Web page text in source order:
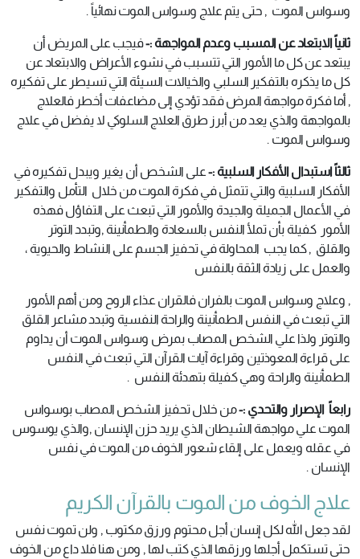
وسواس الموت , حتى يتم علاج وسواس الموت نهائياً .
ثانياً الابتعاد عن المسبب وعدم المواجهة :-فيجب على المريض أن
يبتعد عن كل ما الأمور التي تتسبب في نشوء الأعراض والابتعاد عن
كل ما يذكره بالتفكير السلبي والخيالات السيئة التي تسيطر على تفكيره
, أما فكرة مواجهة المرض فقد تؤدي إلى مضاعفات أخطر فالعلاج
بالمواجهة والذي يعد من أبرز طرق العلاج السلوكي لا يفضل في علاج
وسواس الموت .
ثالثاً استبدال الأفكار السلبية :-على الشخص أن يغير ويبدل تفكيره في
الأفكار السلبية والتي تتمثل في فكرة الموت من خلال التأمل والتفكير
في الأعمال الجميلة والجيدة والأمور التي تبعث على التفاؤل فهذه
الأمور كفيلة بأن تملأ النفس بالسعادة والطمأنينة ,وتبدد التوتر
والقلق , كما يجب المحاولة في تحفيز الجسم على النشاط والحيوية ،
والعمل على زيادة الثقة بالنفس
, وعلاج وسواس الموت بالفران فالقران عذاء الروح ومن أهم الأمور
التي تبعث في النفس الطمأنينة والراحة النفسية وتبدد مشاعر القلق
والتوتر ولذا علي الشخص المصاب بمرض وسواس الموت أن يداوم
على قراءة المعوذتين وقراءة آيات القرآن التي تبعث في النفس
الطمأنينة والراحة وهي كفيلة بتهدئة النفس .
رابعاً الإصرار والتحدي :-من خلال تحفيز الشخص المصاب بوسواس
الموت علي مواجهة الشيطان الذي يريد حزن الإنسان ,والذي يوسوس
في عقله ويعمل على إلقاء شعور الخوف من الموت في نفس
الإنسان .
علاج الخوف من الموت بالقرآن الكريم
لقد جعل الله لكل إنسان أجل محتوم ورزق مكتوب , ولن تموت نفس
حتى تستكمل أجلها ورزقها الذي كتب لها , ومن هنا فلا داع من الخوف